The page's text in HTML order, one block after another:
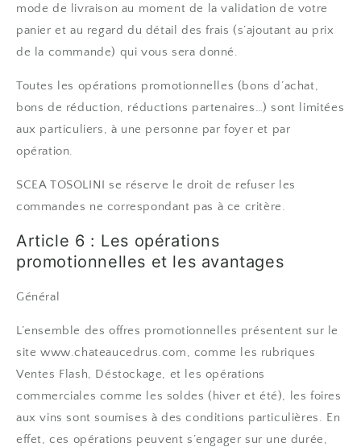
mode de livraison au moment de la validation de votre
panier et au regard du détail des frais (s’ajoutant au prix
de la commande) qui vous sera donné.
Toutes les opérations promotionnelles (bons d’achat,
bons de réduction, réductions partenaires…) sont limitées
aux particuliers, à une personne par foyer et par
opération.
SCEA TOSOLINI se réserve le droit de refuser les
commandes ne correspondant pas à ce critère.
Article 6 : Les opérations
promotionnelles et les avantages
Général
L’ensemble des offres promotionnelles présentent sur le
site www.chateaucedrus.com, comme les rubriques
Ventes Flash, Déstockage, et les opérations
commerciales comme les soldes (hiver et été), les foires
aux vins sont soumises à des conditions particulières. En
effet, ces opérations peuvent s’engager sur une durée,